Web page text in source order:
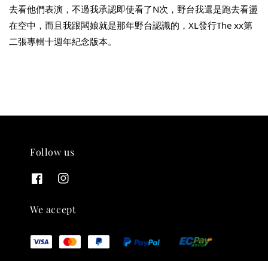
THT 九週年紀念 T-shirt
去看他們表演，不過我承認即使看了N次，野台我還是跑去看盪
在空中，而且我跟闆娘就是那年野台認識的，XL發行The xx第
二張專輯十週年紀念版本。
Follow us
We accept